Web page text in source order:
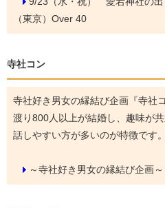
（東京）Over 40
寺社コン
寺社好き男女の縁結び企画『寺社
渡り800人以上が結婚し、趣味が
話しやすい方が多いのが特徴です。
～寺社好き男女の縁結び企画